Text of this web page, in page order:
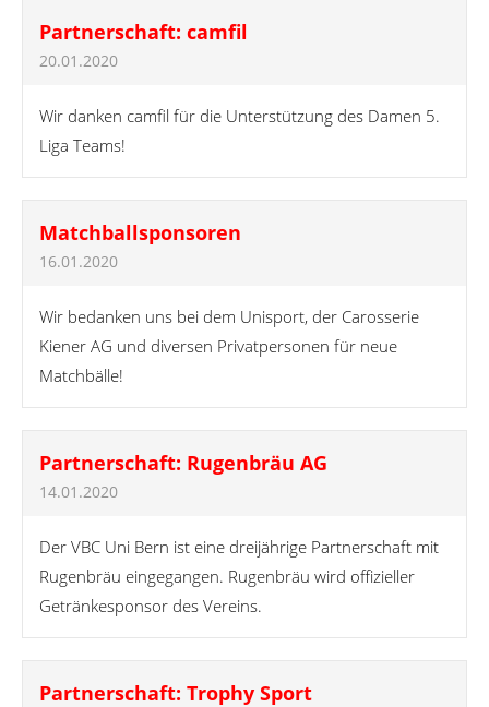
Partnerschaft: camfil
20.01.2020
Wir danken camfil für die Unterstützung des Damen 5.
Liga Teams!
Matchballsponsoren
16.01.2020
Wir bedanken uns bei dem Unisport, der Carosserie
Kiener AG und diversen Privatpersonen für neue
Matchbälle!
Partnerschaft: Rugenbräu AG
14.01.2020
Der VBC Uni Bern ist eine dreijährige Partnerschaft mit
Rugenbräu eingegangen. Rugenbräu wird offizieller
Getränkesponsor des Vereins.
Partnerschaft: Trophy Sport